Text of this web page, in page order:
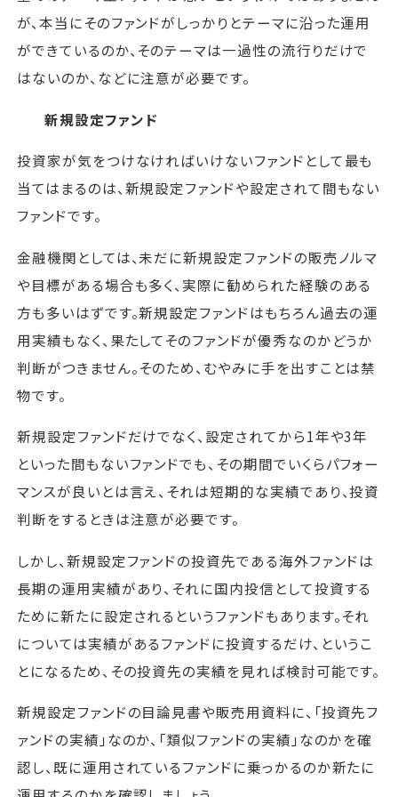
が、本当にそのファンドがしっかりとテーマに沿った運用
ができているのか、そのテーマは一過性の流行りだけで
はないのか、などに注意が必要です。
新規設定ファンド
投資家が気をつけなければいけないファンドとして最も
当てはまるのは、新規設定ファンドや設定されて間もない
ファンドです。
金融機関としては、未だに新規設定ファンドの販売ノルマ
や目標がある場合も多く、実際に勧められた経験のある
方も多いはずです。新規設定ファンドはもちろん過去の運
用実績もなく、果たしてそのファンドが優秀なのかどうか
判断がつきません。そのため、むやみに手を出すことは禁
物です。
新規設定ファンドだけでなく、設定されてから1年や3年
といった間もないファンドでも、その期間でいくらパフォー
マンスが良いとは言え、それは短期的な実績であり、投資
判断をするときは注意が必要です。
しかし、新規設定ファンドの投資先である海外ファンドは
長期の運用実績があり、それに国内投信として投資する
ために新たに設定されるというファンドもあります。それ
については実績があるファンドに投資するだけ、というこ
とになるため、その投資先の実績を見れば検討可能です。
新規設定ファンドの目論見書や販売用資料に、「投資先フ
ァンドの実績」なのか、「類似ファンドの実績」なのかを確
認し、既に運用されているファンドに乗っかるのか新たに